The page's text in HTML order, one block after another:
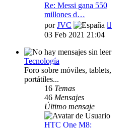
Re: Messi gana 550
millones d…
porJVC
03 Feb 2021 21:04
Tecnología
Foro sobre móviles, tablets,
portátiles...
16 Temas
46 Mensajes
Último mensaje
HTC One M8: